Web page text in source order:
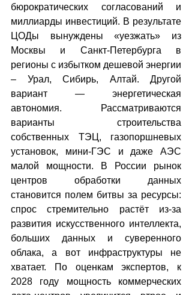
бюрократических согласований и
миллиарды инвестиций. В результате
ЦОДы вынуждены «уезжать» из
Москвы и Санкт-Петербурга в
регионы с избытком дешевой энергии
– Урал, Сибирь, Алтай. Другой
вариант — энергетическая
автономия. Рассматриваются
варианты строительства
собственных ТЭЦ, газопоршневых
установок, мини-ГЭС и даже АЭС
малой мощности. В России рынок
центров обработки данных
становится полем битвы за ресурсы:
спрос стремительно растёт из-за
развития искусственного интеллекта,
больших данных и суверенного
облака, а вот инфраструктуры не
хватает. По оценкам экспертов, к
2028 году мощность коммерческих